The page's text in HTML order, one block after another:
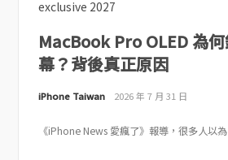
MacBook Pro OLED 為
幕？背後真正原因
iPhone Taiwan 2026 年 7 月 31 日
《iPhone News 愛瘋了》報導，很多人以